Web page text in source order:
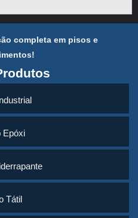
completa em pisos e
Epóxi
Tátil